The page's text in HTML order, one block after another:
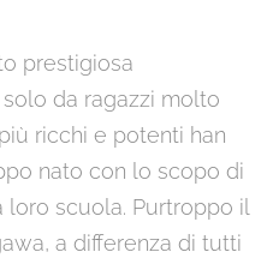
prestigiosa
da ragazzi molto
ricchi e potenti han
nato con lo scopo di
scuola. Purtroppo il
a differenza di tutti